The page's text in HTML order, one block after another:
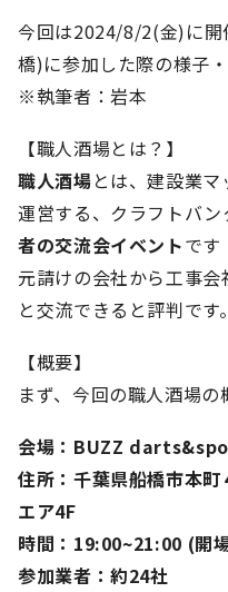
今回は2024/8/2(金)に開
橋)に参加した際の様子
※執筆者：岩本
【職人酒場とは？】
職人酒場とは、建設業
運営する、クラフトバ
者の交流会イベントです
元請けの会社から工事
と交流できると評判です。
【概要】
まず、今回の職人酒場の
会場：BUZZ
住所：千葉県船橋市本
エア4F
時間：19:00~21:00 (開
参加業者：約24社